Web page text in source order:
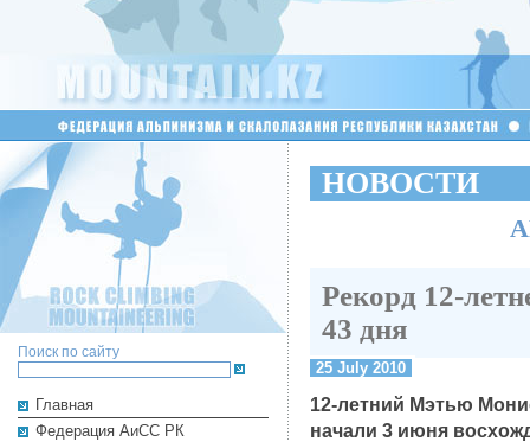
Поиск по сайту
Главная
Федерация АиСС РК
НОВОСТИ
Рекорд 12-
43 дня
25 July 2010
12-летний Мэтью
начали 3 июня